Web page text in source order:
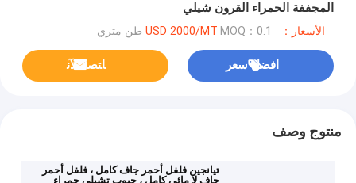
المجففة الحمراء القرون شيلي
الأسعار：USD 2000/MT MOQ：0.1 طن متري
افضل سعر ﺎﺘﺼﻟ ﺍﻶﻧ
منتوج وصف
تيانجين فلفل أحمر جاف كامل ، فلفل أحمر
جاف لا مائي كامل ، حبوب تشيلي حمراء